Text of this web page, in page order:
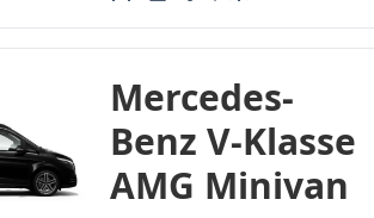
Mercedes-
Benz V-Klasse
AMG Minivan